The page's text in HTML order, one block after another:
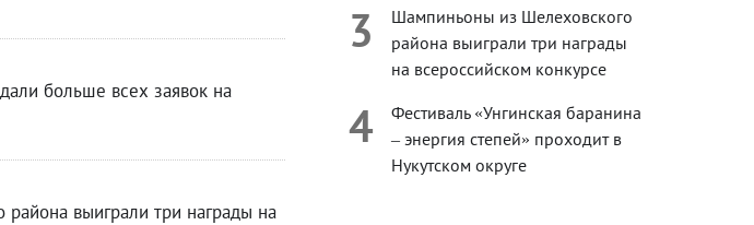
больше всех заявок на
выиграли три награды на
3
Шампиньоны из Шелеховского
района выиграли три награды
на всероссийском конкурсе
4
Фестиваль «Унгинская баранина
– энергия степей» проходит в
Нукутском округе